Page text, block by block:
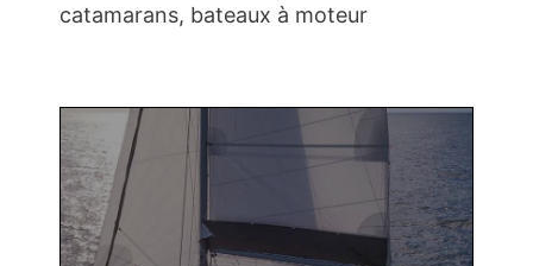
catamarans, bateaux à moteur